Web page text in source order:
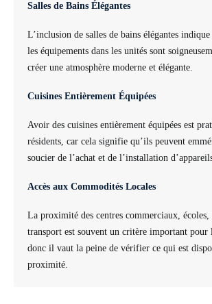
Salles de Bains Élégantes
L’inclusion de salles de bains élégantes
les équipements dans les unités sont
créer une atmosphère moderne et élégante.
Cuisines Entièrement Équipées
Avoir des cuisines entièrement équipées est
résidents, car cela signifie qu’ils peuvent
soucier de l’achat et de l’installation
Accès aux Commodités Locales
La proximité des centres commerciaux, écoles,
transport est souvent un critère important pour
donc il vaut la peine de vérifier ce qui est
proximité.